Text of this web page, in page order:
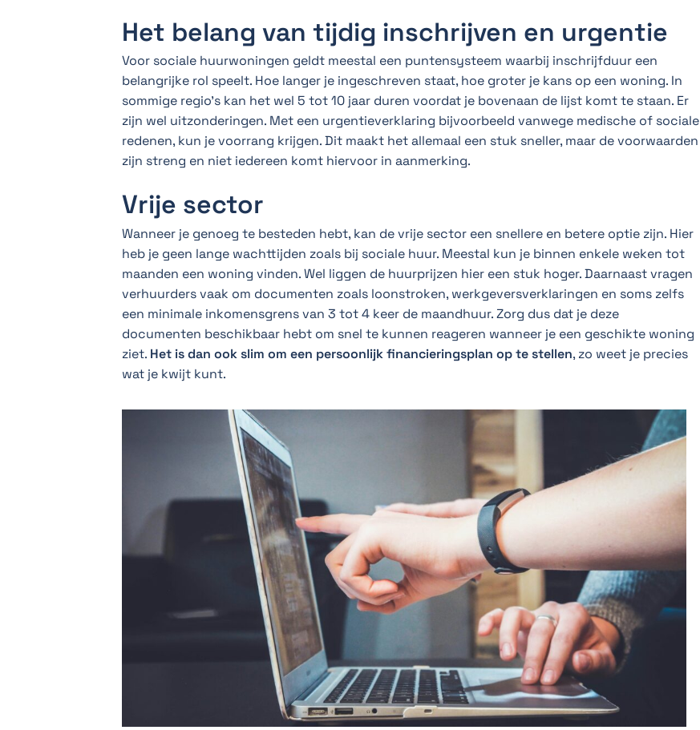
Het belang van tijdig inschrijven en urgentie
Voor sociale huurwoningen geldt meestal een puntensysteem waarbij inschrijfduur een
belangrijke rol speelt. Hoe langer je ingeschreven staat, hoe groter je kans op een woning. In
sommige regio’s kan het wel 5 tot 10 jaar duren voordat je bovenaan de lijst komt te staan. Er
zijn wel uitzonderingen. Met een urgentieverklaring bijvoorbeeld vanwege medische of sociale
redenen, kun je voorrang krijgen. Dit maakt het allemaal een stuk sneller, maar de voorwaarden
zijn streng en niet iedereen komt hiervoor in aanmerking.
Vrije sector
Wanneer je genoeg te besteden hebt, kan de vrije sector een snellere en betere optie zijn. Hier
heb je geen lange wachttijden zoals bij sociale huur. Meestal kun je binnen enkele weken tot
maanden een woning vinden. Wel liggen de huurprijzen hier een stuk hoger. Daarnaast vragen
verhuurders vaak om documenten zoals loonstroken, werkgeversverklaringen en soms zelfs
een minimale inkomensgrens van 3 tot 4 keer de maandhuur. Zorg dus dat je deze
documenten beschikbaar hebt om snel te kunnen reageren wanneer je een geschikte woning
ziet. Het is dan ook slim om een persoonlijk financieringsplan op te stellen, zo weet je precies
wat je kwijt kunt.